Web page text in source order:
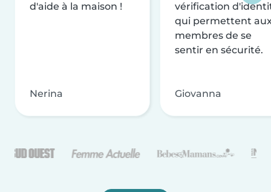
d'aide à la maison !
Nerina
vérification
qui permettent
membres de se
sentir en sécurité.
Giovanna